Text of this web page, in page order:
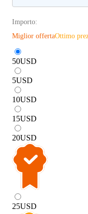
Importo:
Miglior offertaOttimo
50USD
5USD
10USD
15USD
20USD
25USD